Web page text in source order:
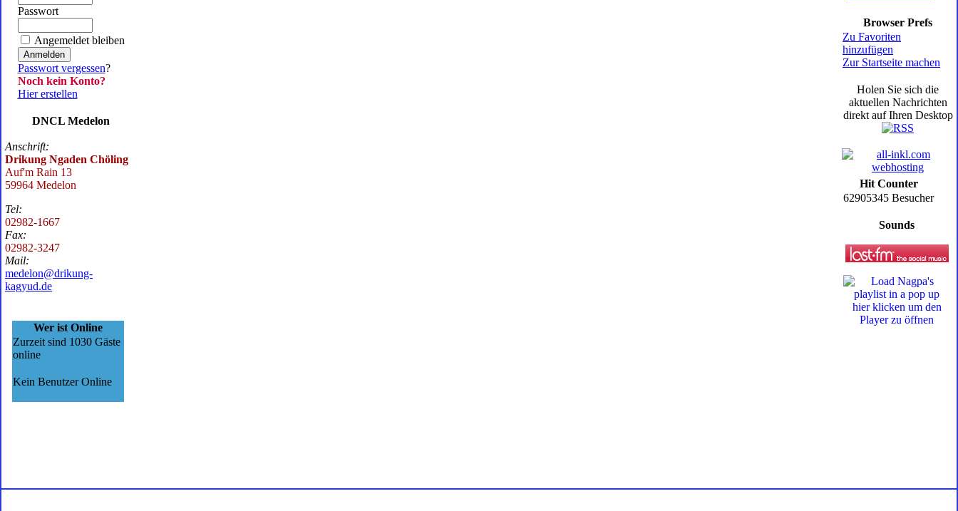
Passwort
Angemeldet bleiben
Passwort vergessen?
Noch kein Konto?
Hier erstellen
DNCL Medelon
Anschrift:
Drikung Ngaden Chöling
Auf'm Rain 13
59964 Medelon
Tel:
02982-1667
Fax:
02982-3247
Mail:
medelon@drikung-
kagyud.de
Wer ist Online
Zurzeit sind 1030 Gäste
online
Kein Benutzer Online
Browser Prefs
Zu Favoriten
hinzufügen
Zur Startseite machen
Holen Sie sich die
aktuellen Nachrichten
direkt auf Ihren Desktop
Hit Counter
62905345 Besucher
Sounds
hier klicken um den
Player zu öffnen